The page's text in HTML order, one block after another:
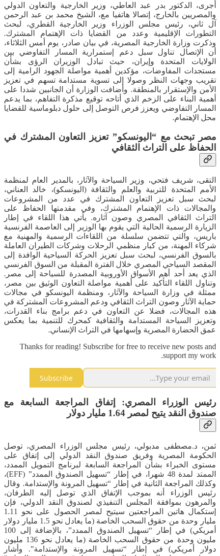
أجرى، الدكتور بدر عبد العاطي، وزير الخارجية والتعاون الدولي
والمصريين بالخارج، إتصالا هاتفيا مع، الشيخ محمد بن عبد الرحمن
آل ثاني، رئيس مجلس الوزراء وزير الخارجية القطري، لبحث
التطورات الإقليمية وعدد من القضايا ذات الإهتمام المشترك.
وذكرت وزارة الخارجية المصرية، في بيان صادر، يوم أمس الثلاثاء،
أن الإتصال تناول سبل دعم إستمرارية المسار التفاوضي بين
الولايات المتحدة وإيران، حيث تبادل الوزيران الرؤى بشأن
مستجدات المفاوضات، مؤكدين أهمية مواصلة الجهود الرامية إلى
تقريب وجهات النظر وصولا إلى تسوية مستدامة تسهم في تعزيز
الأمن والإستقرار بالمنطقة. وأضافت الوزارة أن الجانبين شددا على
أهمية البناء على الزخم الذي أتاحه توقيع مذكرة التفاهم، بما يدعم
المسار التفاوضي ويعزز فرص التوصل إلى حلول دبلوماسية للقضايا
محل الإهتمام.
مصر تبحث مع “اليونسكو” تعزيز التعاون المشترك في
الحفاظ على التراث الثقافي
التقى، شريف فتحي، وزير السياحة والآثار، بالمدير العام لمنظمة
الأمم المتحدة للتربية والعلم والثقافة (اليونسكو)، خالد العناني،
لبحث سبل تعزيز التعاون المشترك في عدد من المشروعات
والمجالات ذات الإهتمام المشترك، وفي مقدمتها الحفاظ على
التراث الثقافي المصري وصون آثاره. يأتي هذا اللقاء في إطار
الزيارة الرسمية الحالية التي يقوم بها الوزير إلى العاصمة الفرنسية
باريس، والتي تتضمن سلسلة من اللقاءات الرسمية والمهنية مع
شركاء المهنة، من كبار منظمي الرحلات وشركات الطيران العاملة
بالسوق الفرنسي، لبحث سبل تعزيز الحركة السياحية الوافدة إلى
المقصد السياحي المصري خلال الفترة المقبلة من السوق الفرنسي
الذي يعد أحد أهم الأسواق الأوروبية المصدرة للسياحة إلى مصر.
وتناول اللقاء التأكيد على أهمية مواصلة التعاون الوثيق بين مصر،
ممثلة في وزارة السياحة والآثار، ومنظمة اليونسكو في مجالات
حماية الآثار وصون التراث الثقافي ودعم المشروعات المشتركة في
هذه المجالات، فضلا عن التعاون في دعم برامج بناء القدرات،
وتعزيز السياحة المستدامة والثقافية كمحرك للتنمية بما يعكس
عمق الحضارة المصرية وإسهامها في التراث الإنساني.
Thanks for reading! Subscribe for free to receive new posts and
support my work.
Subscribe
رئيس الوزراء المصري: إتفاق المراجعة السابعة مع
صندوق النقد يتيح لمصر 1.64 مليار دولار
ثمن، د.مصطفى مدبولي، رئيس مجلس الوزراء المصري، توصل
الحكومة المصرية وفريق صندوق النقد الدولي إلى إتفاق على
مستوى الخبراء بشأن المراجعة السابعة لبرنامج التمويل الممدد،
الممتد لمدة 48 شهرا، في إطار “تسهيل الصندوق الممدد” (EFF)،
وكذلك المراجعة الثانية في إطار “تسهيل المرونة والإستدامة. وقال
رئيس الوزراء أنه بموجب الإتفاق الذي توصل إليه الطرفان،
والمرهون بموافقة المجلس التنفيذي لصندوق النقد الدولي، فإن
إستكمال هاتين المراجعتين سيتيح لمصر الحصول على نحو 1.11
مليار وحدة من حقوق السحب الخاصة (ما يعادل نحو 1.5 مليار دولار
أمريكي) في إطار “تسهيل الصندوق الممدد”، بالإضافة إلى 100
مليون وحدة من حقوق السحب الخاصة (ما يعادل نحو 136 مليون
دولار أمريكي) في إطار “تسهيل المرونة والإستدامة”. وأشار